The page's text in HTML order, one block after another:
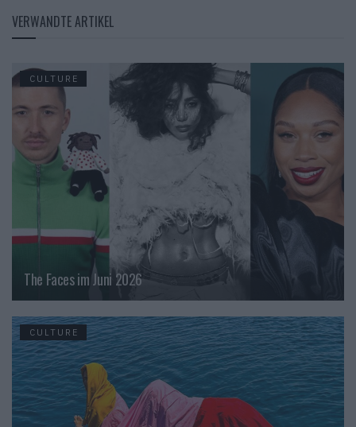
VERWANDTE ARTIKEL
CULTURE
The Faces im Juni 2026
CULTURE